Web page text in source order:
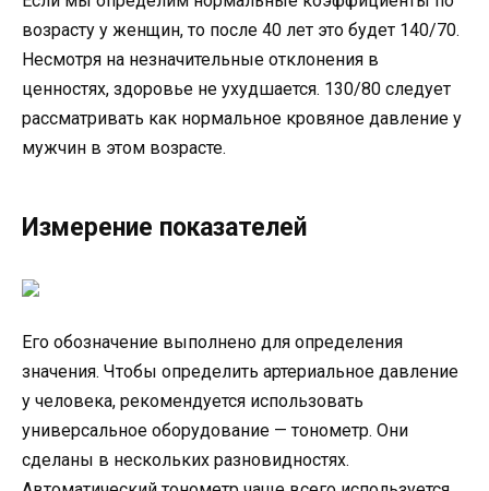
возрасту у женщин, то после 40 лет это будет 140/70.
Несмотря на незначительные отклонения в
ценностях, здоровье не ухудшается. 130/80 следует
рассматривать как нормальное кровяное давление у
мужчин в этом возрасте.
Измерение показателей
Его обозначение выполнено для определения
значения. Чтобы определить артериальное давление
у человека, рекомендуется использовать
универсальное оборудование — тонометр. Они
сделаны в нескольких разновидностях.